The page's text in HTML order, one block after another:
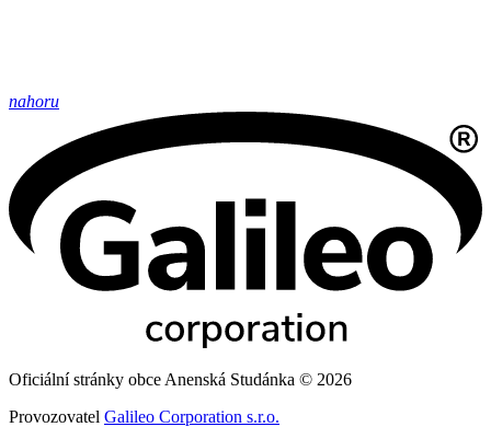
nahoru
Oficiální stránky obce Anenská Studánka © 2026
Provozovatel Galileo Corporation s.r.o.